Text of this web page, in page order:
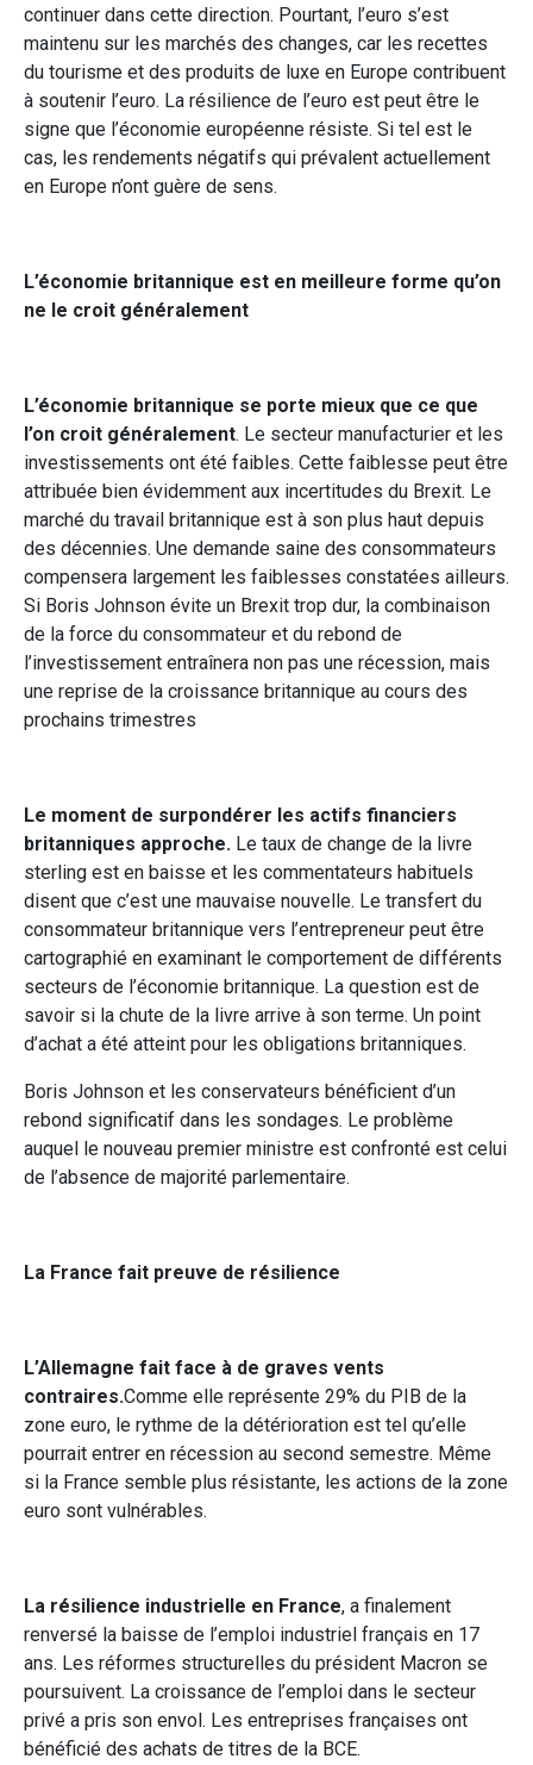
continuer dans cette direction. Pourtant, l’euro s’est
maintenu sur les marchés des changes, car les recettes
du tourisme et des produits de luxe en Europe contribuent
à soutenir l’euro. La résilience de l’euro est peut être le
signe que l’économie européenne résiste. Si tel est le
cas, les rendements négatifs qui prévalent actuellement
en Europe n’ont guère de sens.
L’économie britannique est en meilleure forme qu’on
ne le croit généralement
L’économie britannique se porte mieux que ce que
l’on croit généralement. Le secteur manufacturier et les
investissements ont été faibles. Cette faiblesse peut être
attribuée bien évidemment aux incertitudes du Brexit. Le
marché du travail britannique est à son plus haut depuis
des décennies. Une demande saine des consommateurs
compensera largement les faiblesses constatées ailleurs.
Si Boris Johnson évite un Brexit trop dur, la combinaison
de la force du consommateur et du rebond de
l’investissement entraînera non pas une récession, mais
une reprise de la croissance britannique au cours des
prochains trimestres
Le moment de surpondérer les actifs financiers
britanniques approche. Le taux de change de la livre
sterling est en baisse et les commentateurs habituels
disent que c’est une mauvaise nouvelle. Le transfert du
consommateur britannique vers l’entrepreneur peut être
cartographié en examinant le comportement de différents
secteurs de l’économie britannique. La question est de
savoir si la chute de la livre arrive à son terme. Un point
d’achat a été atteint pour les obligations britanniques.
Boris Johnson et les conservateurs bénéficient d’un
rebond significatif dans les sondages. Le problème
auquel le nouveau premier ministre est confronté est celui
de l’absence de majorité parlementaire.
La France fait preuve de résilience
L’Allemagne fait face à de graves vents
contraires.Comme elle représente 29% du PIB de la
zone euro, le rythme de la détérioration est tel qu’elle
pourrait entrer en récession au second semestre. Même
si la France semble plus résistante, les actions de la zone
euro sont vulnérables.
La résilience industrielle en France, a finalement
renversé la baisse de l’emploi industriel français en 17
ans. Les réformes structurelles du président Macron se
poursuivent. La croissance de l’emploi dans le secteur
privé a pris son envol. Les entreprises françaises ont
bénéficié des achats de titres de la BCE.